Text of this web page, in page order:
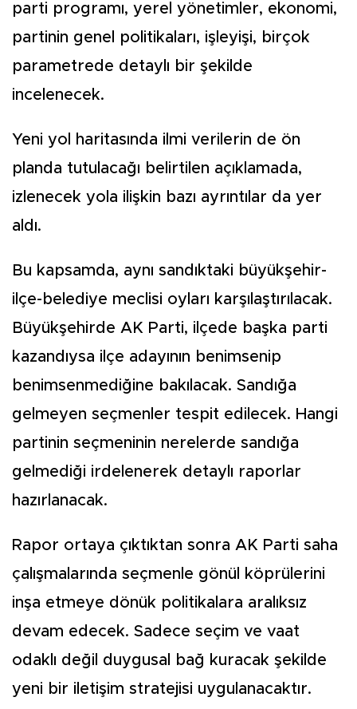
parti programı, yerel yönetimler, ekonomi,
partinin genel politikaları, işleyişi, birçok
parametrede detaylı bir şekilde
incelenecek.
Yeni yol haritasında ilmi verilerin de ön
planda tutulacağı belirtilen açıklamada,
izlenecek yola ilişkin bazı ayrıntılar da yer
aldı.
Bu kapsamda, aynı sandıktaki büyükşehir-
ilçe-belediye meclisi oyları karşılaştırılacak.
Büyükşehirde AK Parti, ilçede başka parti
kazandıysa ilçe adayının benimsenip
benimsenmediğine bakılacak. Sandığa
gelmeyen seçmenler tespit edilecek. Hangi
partinin seçmeninin nerelerde sandığa
gelmediği irdelenerek detaylı raporlar
hazırlanacak.
Rapor ortaya çıktıktan sonra AK Parti saha
çalışmalarında seçmenle gönül köprülerini
inşa etmeye dönük politikalara aralıksız
devam edecek. Sadece seçim ve vaat
odaklı değil duygusal bağ kuracak şekilde
yeni bir iletişim stratejisi uygulanacaktır.